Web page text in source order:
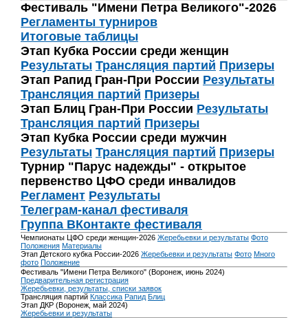
Фестиваль "Имени Петра Великого"-2026
Регламенты турниров
Итоговые таблицы
Этап Кубка России среди женщин
Результаты Трансляция партий Призеры
Этап Рапид Гран-При России Результаты
Трансляция партий Призеры
Этап Блиц Гран-При России Результаты
Трансляция партий Призеры
Этап Кубка России среди мужчин
Результаты Трансляция партий Призеры
Турнир "Парус надежды" - открытое
первенство ЦФО среди инвалидов
Регламент Результаты
Телеграм-канал фестиваля
Группа ВКонтакте фестиваля
Чемпионаты ЦФО среди женщин-2026 Жеребьевки и результаты Фото
Положения Материалы
Этап Детского кубка России-2026 Жеребьевки и результаты Фото Много
фото Положение
Фестиваль "Имени Петра Великого" (Воронеж, июнь 2024)
Предварительная регистрация
Жеребьевки, результаты, списки заявок
Трансляция партий Классика Рапид Блиц
Этап ДКР (Воронеж, май 2024)
Жеребьевки и результаты